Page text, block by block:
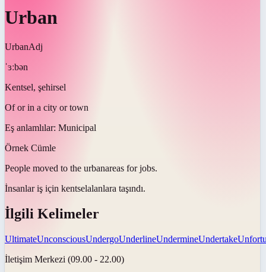
Urban
UrbanAdj
ˈɜːbən
Kentsel, şehirsel
Of or in a city or town
Eş anlamlılar: Municipal
Örnek Cümle
People moved to the urbanareas for jobs.
İnsanlar iş için kentselalanlara taşındı.
İlgili Kelimeler
UltimateUnconsciousUndergoUnderlineUndermineUndertake
İletişim Merkezi (09.00 - 22.00)